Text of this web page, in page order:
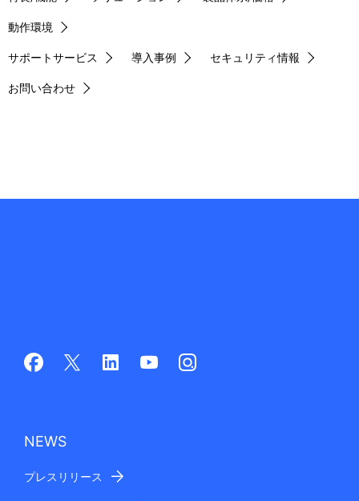
動作環境
サポートサービス 導入事例 セキュリティ情報
お問い合わせ
NEWS
プレスリリース